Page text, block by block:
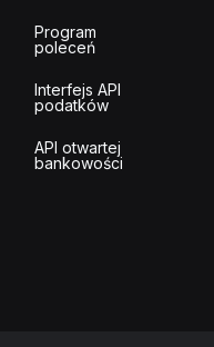
Program
poleceń
Interfejs API
podatków
API otwartej
bankowości